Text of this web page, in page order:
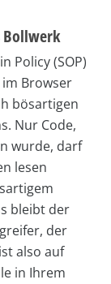
Bollwerk
Policy (SOP)
Browser
bösartigen
Nur Code,
wurde, darf
lesen
bleibt der
der
also auf
in Ihrem